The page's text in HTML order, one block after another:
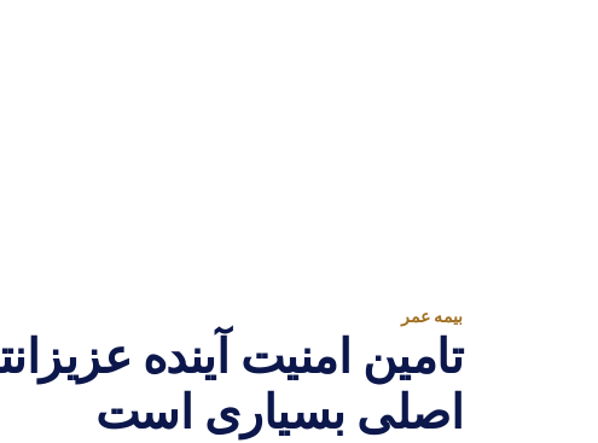
بیمه عمر
تامین امنیت آینده
اصلی بسیاری است